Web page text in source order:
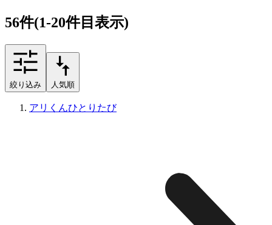
56件(1-20件目表示)
絞り込み 人気順
アリくんひとりたび